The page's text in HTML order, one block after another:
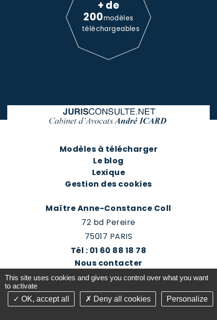
+ de
200modèles
téléchargeables
Modèles à télécharger
Le blog
Lexique
Gestion des cookies
Maître Anne-Constance Coll
72 bd Pereire
75017 PARIS
Tél : 01 60 88 18 78
Nous contacter
Prendre rendez-vous
This site uses cookies and gives you control over what you want
to activate
OK, accept all
Deny all cookies Personalize